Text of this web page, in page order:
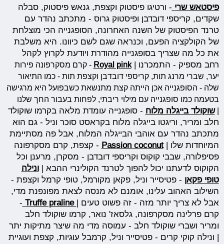
פיסטאש שרי - ורטיגו פיסטוק וקצפת, גנאש פיסטוק, סבלה
שקדים, קריספי דובדבן ופיסטוק גרוס - מתכתב נהדר עם
טרנד הפיסטוק של השנה האחרונה, הסופגנייה הכי מוצלחת
של הקולקציה הפעם, וכנראה שגם לשם כיוונו. היא משלבת
את כל מה שצריך בסופגנייה מהודרת ויודעת לקרוץ לקהל
רחב מספיק - התמכרנו |Royal pink - קרם מסקרפונה פירות
יער, שברי מרנג תות, קריספי דובדבן וקצפת תות - כמו התיאור
שלה - הסופגנייה אכן הייתה קצת מתנשאת כשבפועל היא מרגישה
בטעמה כמו סופגנייה עם מילוי ריבתי, לפחות בעבור החך שלנו
|שוקולד בייגלה מלוח - סופגנייה עומדת מלאה בקרמו שוקולד
חלב ומריר, וריגטו בייגלה מלוח בקראסט סוכר וניל - גם הוא
מתכתב נהדר עם אוהבי הבייגלה המלוח, אבל פה מסתיימת
המיוחדות שלו |Passion coconut - קצפת, קרם מסקרפונה
פסיפלורה, שבבי קוקוס וקריספי דובדבן - מסקרן, מרענן וכל
הקוקוס לדעתנו יכול להפוך לטרנד הקולינרי ההבא |ונילה
טופי פקאן - פטיסייר וניל, פקאן מקורמל, טופי קרמל וקצפת -
השילוב האהוב עלינו, אומנם לא מנסה לצאת מפונפנת מדי,
אבל לא צריך יותר מזה - זה פשוט טעים |
Truffe praline
-
קרם פרלינה מסקרפונה, גלסאז' נואר, קרמו שוקולד חלב
ומריר ושברי שוקולד חלב - עמוסה מדי מה שיצר מתיקות יתר
| ונילה קוקי קרים - פטיסייר וניל, קרמבל עוגיות, קצפת ועוגיית